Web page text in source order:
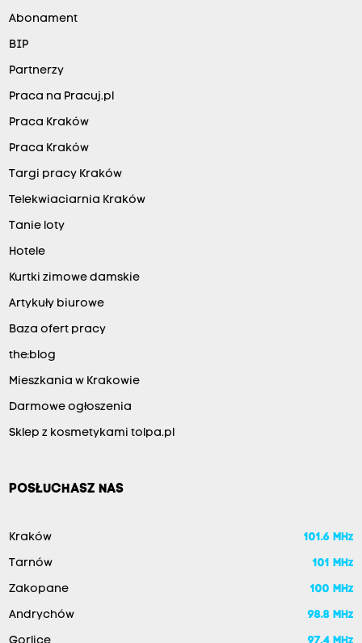
Abonament
BIP
Partnerzy
Praca na Pracuj.pl
Praca Kraków
Praca Kraków
Targi pracy Kraków
Telekwiaciarnia Kraków
Tanie loty
Hotele
Kurtki zimowe damskie
Artykuły biurowe
Baza ofert pracy
the:blog
Mieszkania w Krakowie
Darmowe ogłoszenia
Sklep z kosmetykami tolpa.pl
POSŁUCHASZ NAS
Kraków 101.6 MHz
Tarnów 101 MHz
Zakopane 100 MHz
Andrychów 98.8 MHz